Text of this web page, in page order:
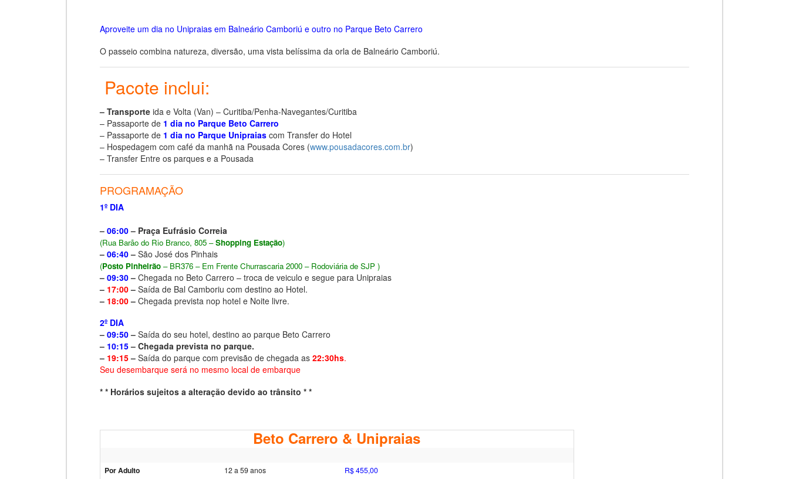
Aproveite um dia no Unipraias em Balneário Camboriú e outro no Parque Beto Carrero
O passeio combina natureza, diversão, uma vista belíssima da orla de Balneário Camboriú.
Pacote inclui:
– Transporteida e Volta (Van) – Curitiba/Penha-Navegantes/Curitiba
– Passaporte de 1 dia no Parque Beto Carrero
– Passaporte de 1 dia no Parque Unipraiascom Transfer do Hotel
– Hospedagem com café da manhã na Pousada Cores (www.pousadacores.com.br)
– Transfer Entre os parques e a Pousada
PROGRAMAÇÃO
1º DIA
– 06:00– Praça Eufrásio Correia
(Rua Barão do Rio Branco, 805 –Shopping Estação)
– 06:40– São José dos Pinhais
(Posto Pinheirão– BR376 – Em Frente Churrascaria 2000 – Rodoviária de SJP )
– 09:30– Chegada no Beto Carrero – troca de veiculo e segue para Unipraias
– 17:00– Saída de Bal Camboriu com destino ao Hotel.
– 18:00– Chegada prevista nop hotel e Noite livre.
2º DIA
– 09:50– Saída do seu hotel, destino ao parque Beto Carrero
– 10:15– Chegada prevista no parque.
– 19:15–Saída do parque com previsão de chegada as 22:30hs.
Seu desembarque será no mesmo local de embarque
* * Horários sujeitos a alteração devido ao trânsito * *
Beto Carrero & Unipraias
Por Adulto 12 a 59 anos R$ 455,00